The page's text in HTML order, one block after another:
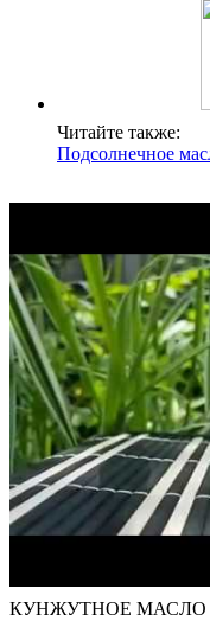
Читайте также:
Подсолнечное
КУНЖУТНОЕ МАСЛО ||